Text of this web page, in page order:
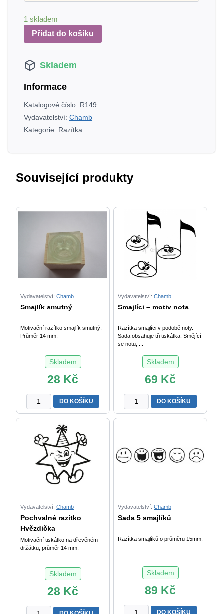
1 skladem
Přidat do košíku
Skladem
Informace
Katalogové číslo: R149
Vydavatelství: Chamb
Kategorie: Razítka
Související produkty
Vydavatelství: Chamb
Smajlík smutný
Motivační razítko smajlík smutný.
Průměr 14 mm.
Skladem
28 Kč
Smajlík
smutný
množství
DO KOŠÍKU
Vydavatelství: Chamb
Smajlíci – motiv nota
Razítka smajlíci v podobě noty.
Sada obsahuje tři tiskátka. Smějící
se notu, ...
Skladem
69 Kč
Smajlíci
-
motiv
DO KOŠÍKU
Vydavatelství: Chamb
Pochvalné razítko
Hvězdička
Motivační tiskátko na dřevěném
držátku, průměr 14 mm.
Skladem
28 Kč
Pochvalné
Vydavatelství: Chamb
Sada 5 smajlíků
Razítka smajlíků o průměru 15mm.
Skladem
89 Kč
Sada DO KOŠÍKU